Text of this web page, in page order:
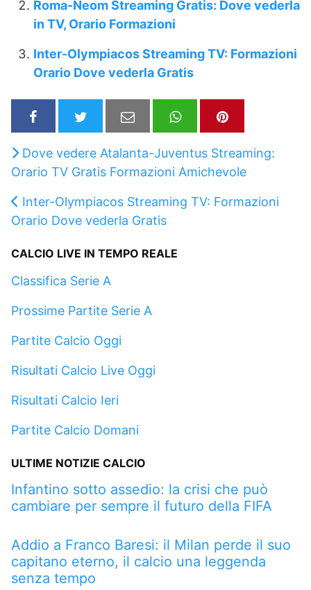
Roma-Neom Streaming Gratis: Dove vederla
in TV, Orario Formazioni
Inter-Olympiacos Streaming TV: Formazioni
Orario Dove vederla Gratis
Dove vedere Atalanta-Juventus Streaming:
Orario TV Gratis Formazioni Amichevole
Inter-Olympiacos Streaming TV: Formazioni
Orario Dove vederla Gratis
CALCIO LIVE IN TEMPO REALE
Classifica Serie A
Prossime Partite Serie A
Partite Calcio Oggi
Risultati Calcio Live Oggi
Risultati Calcio Ieri
Partite Calcio Domani
ULTIME NOTIZIE CALCIO
Infantino sotto assedio: la crisi che può
cambiare per sempre il futuro della FIFA
Addio a Franco Baresi: il Milan perde il suo
capitano eterno, il calcio una leggenda
senza tempo